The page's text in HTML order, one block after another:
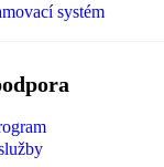
systém